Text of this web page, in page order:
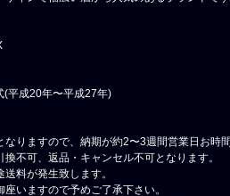
平成20年〜平成27年)
りますので、納期が約2〜3週間営業日お時
不可、返品・キャンセル不可となります。
料が発生致します。
いますので予めご了承下さい。